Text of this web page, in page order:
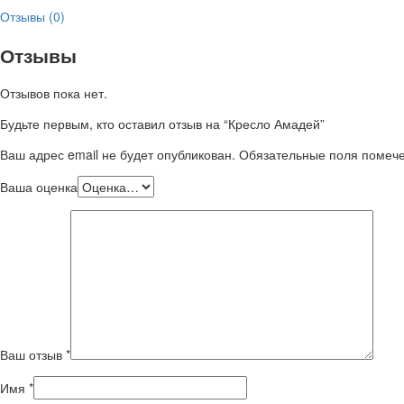
Отзывы (0)
Отзывы
Отзывов пока нет.
Будьте первым, кто оставил отзыв на “Кресло Амадей”
Ваш адрес email не будет опубликован. Обязательные поля
Ваша оценка
Ваш отзыв *
Имя *